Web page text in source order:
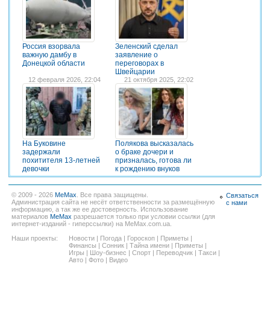
Россия взорвала
важную дамбу в
Донецкой области
Зеленский сделал
заявление о
переговорах в
Швейцарии
12 февраля 2026, 22:04
На Буковине
задержали
похитителя 13-летней
девочки
21 октября 2025, 22:02
Полякова высказалась
о браке дочери и
призналась, готова ли
к рождению внуков
© 2009 - 2026 MeMax . Все права защищены.
Администрация сайта не несёт ответственности за размещённую
информацию, а так же ее достоверность. Использование
материалов MeMax разрешается только при условии ссылки (для
интернет-изданий - гиперссылки) на MeMax.com.ua.
Наши проекты:
Новости | Погода | Гороскоп | Приметы |
Финансы | Сонник | Тайна имени | Приметы |
Игры | Шоу-бизнес | Спорт | Переводчик | Такси |
Авто | Фото | Видео
Связаться
с нами